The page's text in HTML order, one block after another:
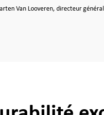
Van Looveren, directeur